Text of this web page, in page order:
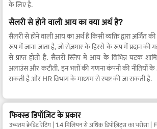
के लिए है.
सैलरी से होने वाली आय का क्या अर्थ है?
सैलरी से होने वाली आय का अर्थ है किसी व्यक्ति द्वारा अर्जित
रूप में जाना जाता है, जो रोज़गार के हिस्से के रूप में प्रदान की
से प्राप्त होती है. सैलरी स्लिप में आय के विभिन्न घटक
अलाउंस और कटौती. इन भत्तों की गणना कंपनी की
सकती है और HR विभाग के माध्यम से स्पष्ट की जा सकती है.
फिक्स्ड डिपॉज़िट के प्रकार
उच्चतम क्रेडिट रेटिंग | 1.4 मिलियन से अधिक डिपॉज़िट्स का भरोसा |